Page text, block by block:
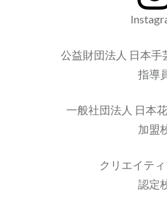
公益財団法人 日本手
指導
一般社団法人 日本
加盟
クリエイテ
認定